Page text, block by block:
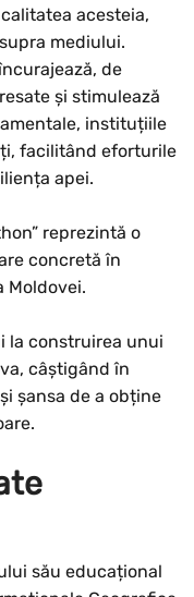
acesteia,
mediului.
de
și stimulează
instituțiile
facilitând eforturile
apei.
reprezintă o
concretă în
Moldovei.
la construirea unui
câștigând în
șansa de a obține
său educațional